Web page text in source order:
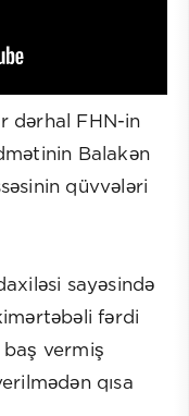
dərhal FHN-in
Balakən
qüvvələri
sayəsində
fərdi
baş vermiş
qısa